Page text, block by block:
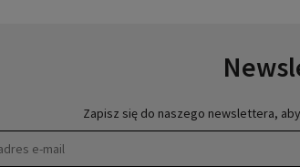
Zapisz się do naszego newslettera,